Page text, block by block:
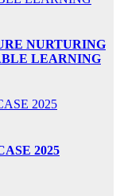
NURTURING
LEARNING
2025